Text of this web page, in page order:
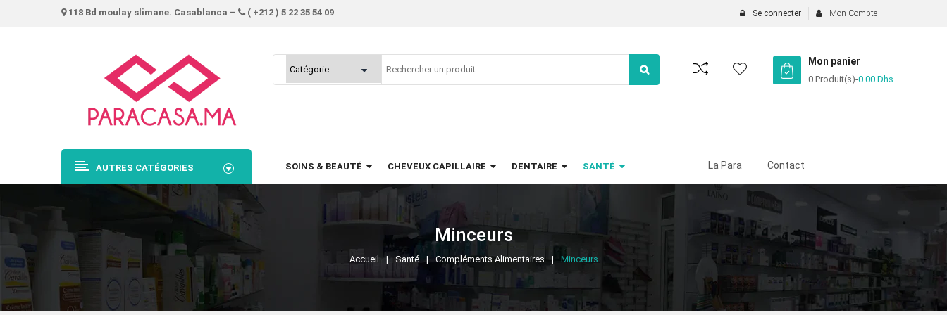
118 Bd moulay slimane. Casablanca – ( +212 ) 5 22 35 54 09 Mon Compte
Se connecter
Mon panier
0 Produit(s)-0.00 Dhs
AUTRES CATÉGORIES SOINS & BEAUTÉ CHEVEUX CAPILLAIRE DENTAIRE SANTÉ La Para Contact
Minceurs
Accueil Santé Compléments Alimentaires Minceurs